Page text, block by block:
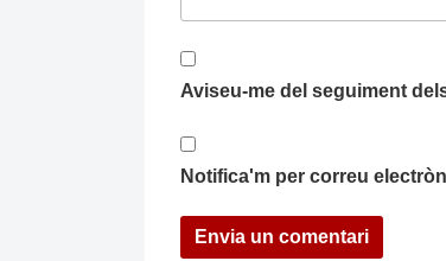
Aviseu-me del seguiment
Notifica'm per correu